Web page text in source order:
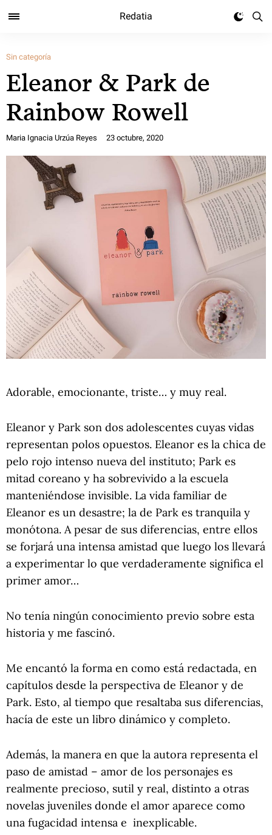
Redatia
Sin categoría
Eleanor & Park de
Rainbow Rowell
Maria Ignacia Urzúa Reyes 23 octubre, 2020
Adorable, emocionante, triste… y muy real.
Eleanor y Park son dos adolescentes cuyas vidas
representan polos opuestos. Eleanor es la chica de
pelo rojo intenso nueva del instituto; Park es
mitad coreano y ha sobrevivido a la escuela
manteniéndose invisible. La vida familiar de
Eleanor es un desastre; la de Park es tranquila y
monótona. A pesar de sus diferencias, entre ellos
se forjará una intensa amistad que luego los llevará
a experimentar lo que verdaderamente significa el
primer amor…
No tenía ningún conocimiento previo sobre esta
historia y me fascinó.
Me encantó la forma en como está redactada, en
capítulos desde la perspectiva de Eleanor y de
Park. Esto, al tiempo que resaltaba sus diferencias,
hacía de este un libro dinámico y completo.
Además, la manera en que la autora representa el
paso de amistad – amor de los personajes es
realmente precioso, sutil y real, distinto a otras
novelas juveniles donde el amor aparece como
una fugacidad intensa e inexplicable.